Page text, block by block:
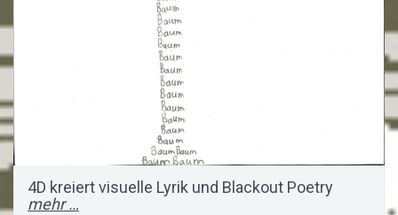
4D kreiert visuelle Lyrik und Blackout Poetry
mehr …